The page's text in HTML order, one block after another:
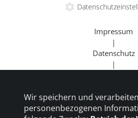
Impressum
|
Datenschutz
|
Beratung
|
Wir speichern und
personenbezogenen